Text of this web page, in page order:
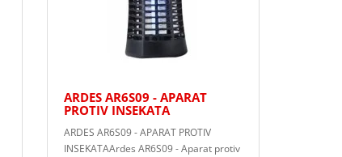
ARDES AR6S09 - APARAT
PROTIV INSEKATA
ARDES AR6S09 - APARAT PROTIV
INSEKATAArdes AR6S09 - Aparat protiv